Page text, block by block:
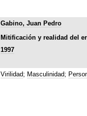
Gabino, Juan Pedro
Mitificación y realidad del
1997
Virilidad; Masculinidad;